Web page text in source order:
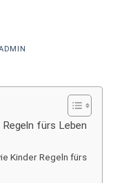
Regeln fürs Leben
Kinder Regeln fürs